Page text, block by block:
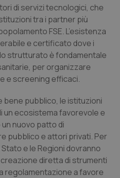
di servizi tecnologici, che
tra i partner più
FSE. L’esistenza
e certificato dove i
strutturato è fondamentale
per organizzare
e screening efficaci.
bene pubblico, le istituzioni
un ecosistema favorevole e
nuovo patto di
pubblico e attori privati. Per
e le Regioni dovranno
diretta di strumenti
regolamentazione a favore